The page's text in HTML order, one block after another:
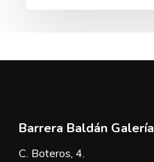
Barrera Baldán Galería
C. Boteros, 4.